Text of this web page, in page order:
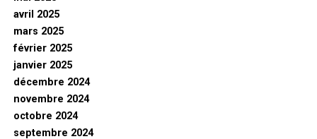
avril 2025
mars 2025
février 2025
janvier 2025
décembre 2024
novembre 2024
octobre 2024
septembre 2024